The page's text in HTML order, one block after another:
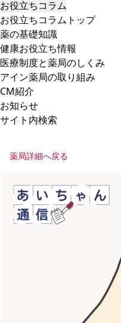
お役立ちコラム
お役立ちコラムトップ
薬の基礎知識
健康お役立ち情報
医療制度と薬局のしくみ
アイン薬局の取り組み
CM紹介
お知らせ
サイト内検索
薬局詳細へ戻る